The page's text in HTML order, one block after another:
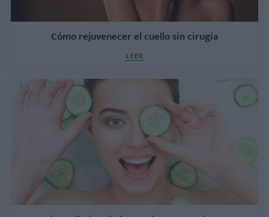
Cómo rejuvenecer el cuello sin cirugía
LEER